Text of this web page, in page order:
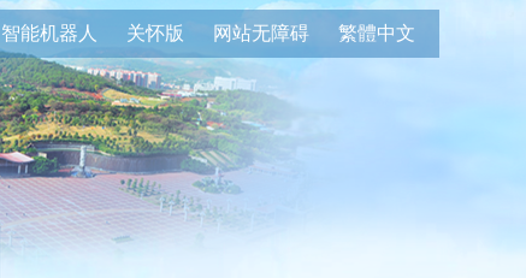
繁體中文
网站无障碍
关怀版
智能机器人